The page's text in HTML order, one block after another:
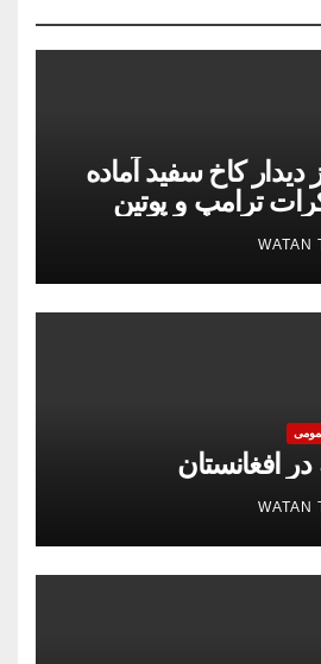
کاخ سفید آماده
ترامپ و پوتین
WATAN
در افغانستان
WATAN